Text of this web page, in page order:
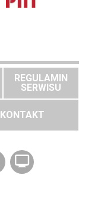
REGULAMIN
SERWISU
KONTAKT